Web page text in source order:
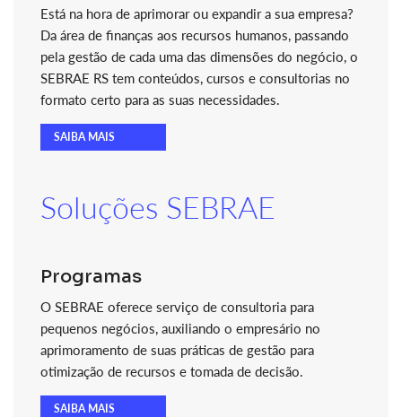
Está na hora de aprimorar ou expandir a sua empresa?
Da área de finanças aos recursos humanos, passando
pela gestão de cada uma das dimensões do negócio, o
SEBRAE RS tem conteúdos, cursos e consultorias no
formato certo para as suas necessidades.
SAIBA MAIS
Soluções SEBRAE
Programas
O SEBRAE oferece serviço de consultoria para
pequenos negócios, auxiliando o empresário no
aprimoramento de suas práticas de gestão para
otimização de recursos e tomada de decisão.
SAIBA MAIS